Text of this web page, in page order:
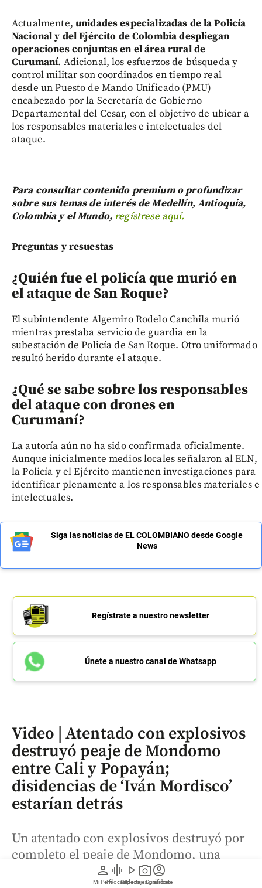
person
Mi Perfil
graphic_eq
Pódcast
play_arrow
Videos
photo_camera
Reportajes gráficos
account_circle
Suscríbete
Actualmente, unidades especializadas de la Policía
Nacional y del Ejército de Colombia despliegan
operaciones conjuntas en el área rural de
Curumaní. Adicional, los esfuerzos de búsqueda y
control militar son coordinados en tiempo real
desde un Puesto de Mando Unificado (PMU)
encabezado por la Secretaría de Gobierno
Departamental del Cesar, con el objetivo de ubicar a
los responsables materiales e intelectuales del
ataque.
Para consultar contenido premium o profundizar
sobre sus temas de interés de Medellín, Antioquia,
Colombia y el Mundo,regístrese aquí.
Preguntas y resuestas
¿Quién fue el policía que murió en
el ataque de San Roque?
El subintendente Algemiro Rodelo Canchila murió
mientras prestaba servicio de guardia en la
subestación de Policía de San Roque. Otro uniformado
resultó herido durante el ataque.
¿Qué se sabe sobre los responsables
del ataque con drones en
Curumaní?
La autoría aún no ha sido confirmada oficialmente.
Aunque inicialmente medios locales señalaron al ELN,
la Policía y el Ejército mantienen investigaciones para
identificar plenamente a los responsables materiales e
intelectuales.
Siga las noticias de EL COLOMBIANO desde Google
News
Regístrate a nuestro newsletter
Únete a nuestro canal de Whatsapp
Video | Atentado con explosivos
destruyó peaje de Mondomo
entre Cali y Popayán;
disidencias de ‘Iván Mordisco’
estarían detrás
Un atentado con explosivos destruyó por
completo el peaje de Mondomo, una
infraestructura que estaba a punto de ser